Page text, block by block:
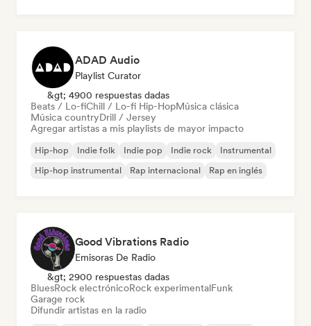
ADAD Audio
Playlist Curator
&gt; 4900 respuestas dadas
Beats / Lo-fiChill / Lo-fi Hip-HopMúsica clásica
Música countryDrill / Jersey
Agregar artistas a mis playlists de mayor impacto
Hip-hop Indie folk Indie pop Indie rock
Instrumental
Hip-hop instrumental
Rap internacional Rap en inglés
Good Vibrations Radio
Emisoras De Radio
&gt; 2900 respuestas dadas
BluesRock electrónicoRock experimentalFunk
Garage rock
Difundir artistas en la radio